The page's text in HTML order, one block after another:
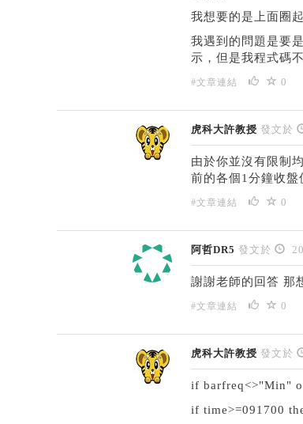
我想要的是上面圈
我遇到的問題是要
示，但是我程式碼
#文章連結 0
虎科大許教授 發文於
由於你並沒有限制
前的各個1分鐘收盤
#文章連結 0
阿哲DR5 發文於
謝謝老師的回答 那
#文章連結 0
虎科大許教授 發文於
if barfreq<>"Min"
if time>=091700